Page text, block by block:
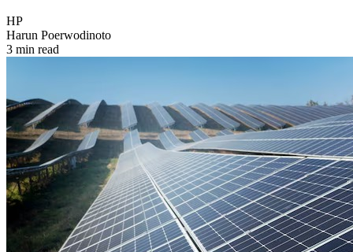
HP
Harun Poerwodinoto
3 min read